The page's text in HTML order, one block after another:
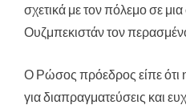
σχετικά με τον πόλεμο σε
Ουζμπεκιστάν τον
Ο Ρώσος πρόεδρος είπε ότι
για διαπραγματεύσεις και